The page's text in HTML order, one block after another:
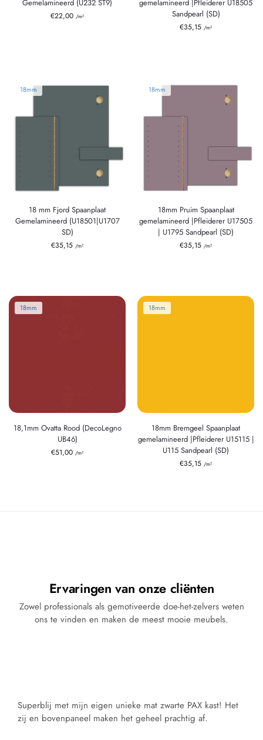
Gemelamineerd (U232 ST9)
€22,00 /m²
gemelamineerd |Pfleiderer U18505
Sandpearl (SD)
€35,15 /m²
18mm
18 mm Fjord Spaanplaat
Gemelamineerd (U18501|U1707
SD)
€35,15 /m²
18mm
18mm Pruim Spaanplaat
gemelamineerd |Pfleiderer U17505
| U1795 Sandpearl (SD)
€35,15 /m²
18mm
18,1mm Ovatta Rood (DecoLegno
UB46)
€51,00 /m²
18mm
18mm Bremgeel Spaanplaat
gemelamineerd |Pfleiderer U15115 |
U115 Sandpearl (SD)
€35,15 /m²
Ervaringen van onze cliënten​
Zowel professionals als gemotiveerde doe-het-zelvers weten
ons te vinden en maken de meest mooie meubels.
Superblij met mijn eigen unieke mat zwarte PAX kast! Het
zij en bovenpaneel maken het geheel prachtig af.